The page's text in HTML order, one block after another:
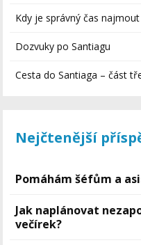
Kdy je správný čas
Dozvuky po Santiagu
Cesta do Santiaga – část
Nejčtenější
Pomáhám šéfům a
Jak naplánovat
večírek?